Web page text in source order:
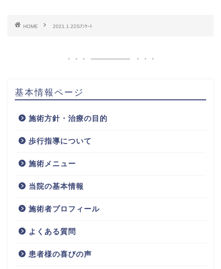
HOME 2021.1.22Sｱﾝｹｰﾄ
基本情報ページ
施術方針・治療の目的
歩行指導について
施術メニュー
当院の基本情報
施術者プロフィール
よくある質問
患者様の喜びの声